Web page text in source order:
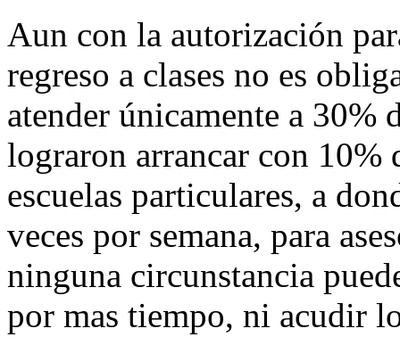
Aun con la autorización
regreso a clases no es
atender únicamente a
lograron arrancar con 10%
escuelas particulares, a
veces por semana, para
ninguna circunstancia
por mas tiempo, ni acudir